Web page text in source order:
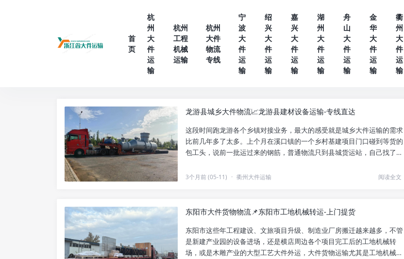
首
页
杭
州
大
件
运
输
杭州
工程
机械
运输
杭州
大件
物流
专线
宁
波
大
件
运
输
绍
兴
大
件
运
输
嘉
兴
大
件
运
输
湖
州
大
件
运
输
舟
山
大
件
运
输
金
华
大
件
运
输
衢
州
大
件
运
输
龙游县城乡大件物流📈龙游县建材设备运输-专线直达
这段时间跑龙游各个乡镇对接业务，最大的感受就是城乡大件运输的需求
比前几年多了太多。上个月在溪口镇的一个乡村基建项目门口碰到等货的
包工头，说前一批运过来的钢筋，普通物流只到县城货运站，自己找了两
3个月前 (05-11) · 衢州大件运输 阅读全文
东阳市大件货物物流📌东阳市工地机械转运-上门提货
东阳市这些年工程建设、文旅项目升级、制造业厂房搬迁越来越多，不管
是新建产业园的设备进场，还是横店周边各个项目完工后的工地机械转
场，或是木雕产业的大型工艺大件外运，大件货物运输尤其是工地机械转